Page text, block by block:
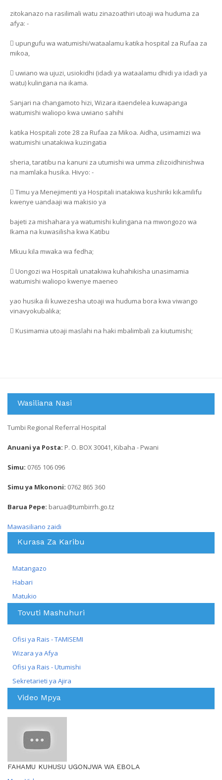
zitokanazo na rasilimali watu zinazoathiri utoaji wa huduma za
afya: -
 upungufu wa watumishi/wataalamu katika hospital za Rufaa za
mikoa,
 uwiano wa ujuzi, usiokidhi (idadi ya wataalamu dhidi ya idadi ya
watu) kulingana na ikama.
Sanjari na changamoto hizi, Wizara itaendelea kuwapanga
watumishi waliopo kwa uwiano sahihi
katika Hospitali zote 28 za Rufaa za Mikoa. Aidha, usimamizi wa
watumishi unatakiwa kuzingatia
sheria, taratibu na kanuni za utumishi wa umma zilizoidhinishwa
na mamlaka husika. Hivyo: -
 Timu ya Menejimenti ya Hospitali inatakiwa kushiriki kikamilifu
kwenye uandaaji wa makisio ya
bajeti za mishahara ya watumishi kulingana na mwongozo wa
Ikama na kuwasilisha kwa Katibu
Mkuu kila mwaka wa fedha;
 Uongozi wa Hospitali unatakiwa kuhahikisha unasimamia
watumishi waliopo kwenye maeneo
yao husika ili kuwezesha utoaji wa huduma bora kwa viwango
vinavyokubalika;
 Kusimamia utoaji maslahi na haki mbalimbali za kiutumishi;
Wasiliana Nasi
Tumbi Regional Referral Hospital
Anuani ya Posta: P. O. BOX 30041, Kibaha - Pwani
Simu: 0765 106 096
Simu ya Mkononi: 0762 865 360
Barua Pepe: barua@tumbirrh.go.tz
Mawasiliano zaidi
Kurasa Za Karibu
Matangazo
Habari
Matukio
Tovuti Mashuhuri
Ofisi ya Rais - TAMISEMI
Wizara ya Afya
Ofisi ya Rais - Utumishi
Sekretarieti ya Ajira
Video Mpya
FAHAMU KUHUSU UGONJWA WA EBOLA